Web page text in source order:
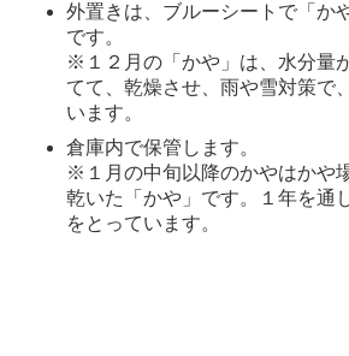
外置きは、ブルーシートで「か
です。
※１２月の「かや」は、水分量
てて、乾燥させ、雨や雪対策で
います。
倉庫内で保管します。
※１月の中旬以降のかやはかや
乾いた「かや」です。１年を通
をとっています。